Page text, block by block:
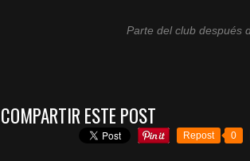
Parte del club después
COMPARTIR ESTE POST
Repost 0